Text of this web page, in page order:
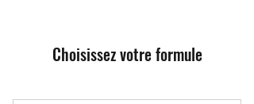
Choisissez votre formule